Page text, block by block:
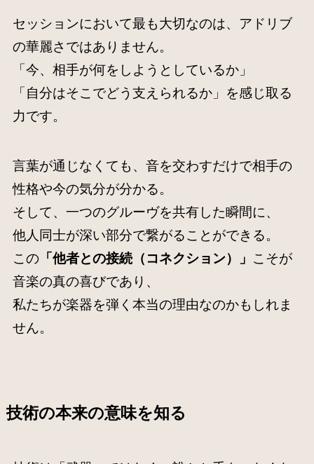
セッションにおいて最も大切なのは、アドリブ
の華麗さではありません。
「今、相手が何をしようとしているか」
「自分はそこでどう支えられるか」を感じ取る
力です。
言葉が通じなくても、音を交わすだけで相手の
性格や今の気分が分かる。
そして、一つのグルーヴを共有した瞬間に、
他人同士が深い部分で繋がることができる。
この「他者との接続（コネクション）」 こそが
音楽の真の喜びであり、
私たちが楽器を弾く本当の理由なのかもしれま
せん。
技術の本来の意味を知る